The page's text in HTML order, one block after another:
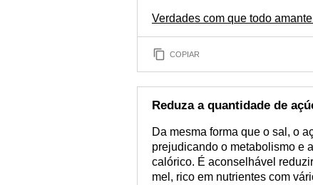
Verdades com que todo
COPIAR
Reduza a quantidade de
Da mesma forma que o sal, o
prejudicando o metabolismo e
calórico. É aconselhável
mel, rico em nutrientes com